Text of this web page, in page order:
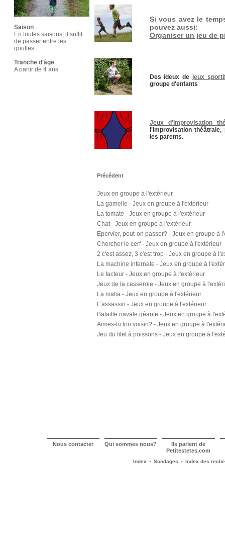
Saison
En toutes saisons, il suffit
de passer entre les
gouttes...
Tranche d'âge
A partir de 4 ans
Si vous avez le
pouvez aussi:
Organiser un jeu de
Des ideux de jeux
groupe d'enfants
Jeux d'improvisation
l'improvisation
les parents.
Précédent
Jeux en groupe à l'extérieur
La gamelle - Jeux en groupe à l'extérieur
La tomate - Jeux en groupe à l'extérieur
Chat - Jeux en groupe à l'extérieur
Epervier, peut-on passer? - Jeux en groupe à
Chercher le cerf - Jeux en groupe à l'extérieur
2 c'est assez, 3 c'est trop - Jeux en groupe à
La machine infernale - Jeux en groupe à
Le facteur - Jeux en groupe à l'extérieur
Jeux de la casserole - Jeux en groupe à
La mafia - Jeux en groupe à l'extérieur
L'assassin - Jeux en groupe à l'extérieur
Bataille navale géante - Jeux en groupe à
Aimes-tu ton voisin? - Jeux en groupe à
Jeu du filet à poissons - Jeux en groupe à
Nous contacter Qui sommes nous? Ils parlent de
Petitestetes.com
Index - Sondages - Index des